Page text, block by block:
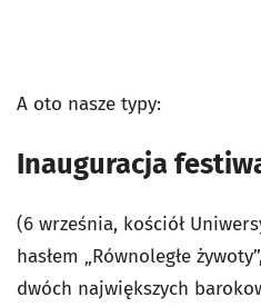
A oto nasze typy:
Inauguracja
(6 września, kościół
hasłem „Równoległe
dwóch największych